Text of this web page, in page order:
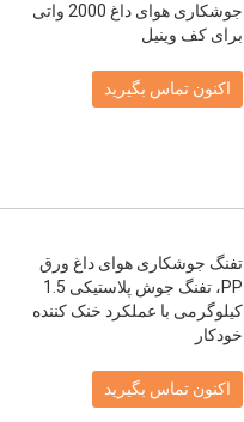
جوشکاری هوای داغ 2000 واتی
برای کف وینیل
اکنون تماس بگیرید
تفنگ جوشکاری هوای داغ ورق
PP، تفنگ جوش پلاستیکی 1.5
کیلوگرمی با عملکرد خنک کننده
خودکار
اکنون تماس بگیرید